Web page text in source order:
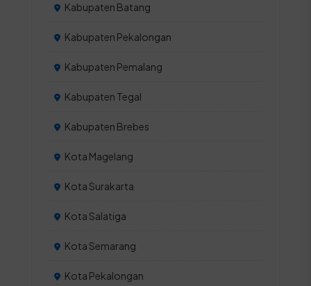
Kabupaten Batang
Kabupaten Pekalongan
Kabupaten Pemalang
Kabupaten Tegal
Kabupaten Brebes
Kota Magelang
Kota Surakarta
Kota Salatiga
Kota Semarang
Kota Pekalongan